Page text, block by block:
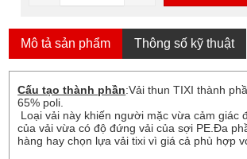
Mô tả sản phẩm Thông số kỹ thuật
Cấu tạo thành phần:Vải thun TIXI thành
65% poli.
Loại vải này khiến người mặc vừa cảm giác
của vải vừa có độ đứng vải của sợi PE.Đa
hàng hay chọn lựa vải tixi vì giá cả phù hợp